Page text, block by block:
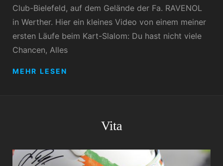
Club-Bielefeld, auf dem Gelände der Fa. RAVENOL
in Werther. Hier ein kleines Video von einem meiner
ersten Läufe beim Kart-Slalom: Du hast nicht viele
Chancen, Alles
MEHR LESEN
Vita